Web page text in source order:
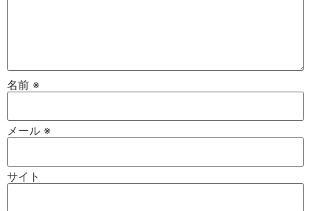
名前 ※
メール ※
サイト